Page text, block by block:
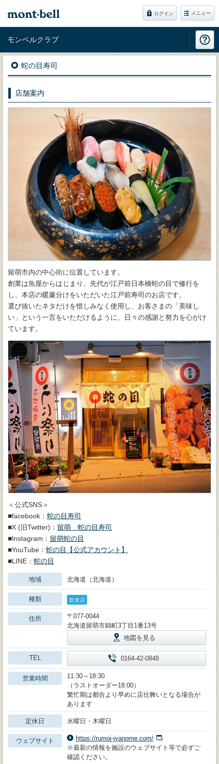
ログイン メニュー
モンベルクラブ
蛇の目寿司
店舗案内
留萌市内の中心街に位置しています。
創業は魚屋からはじまり、先代が江戸前日本橋蛇の目で修行を
し、本店の暖簾分けをいただいた江戸前寿司のお店です。
選び抜いたネタだけを惜しみなく使用し、お客さまの「美味し
い」という一言をいただけるように、日々の感謝と努力を心がけ
ています。
＜公式SNS＞
■facebook： 蛇の目寿司
■X (旧Twitter)： 留萌 蛇の目寿司
■Instagram： 留萌蛇の目
■YouTube： 蛇の目【公式アカウント】
■LINE： 蛇の目
地域 北海道（北海道）
種類 飲食店
住所
〒077-0044
北海道留萌市錦町3丁目1番13号
地図を見る
TEL 0164-42-0848
営業時間
11:30～18:30
（ラストオーダー18:00）
繁忙期は都合より早めに店仕舞いとなる場合が
あります
定休日 水曜日・木曜日
ウェブサイト
https://rumoi-jyanome.com/
※最新の情報を施設のウェブサイト等で必ずご
確認ください。